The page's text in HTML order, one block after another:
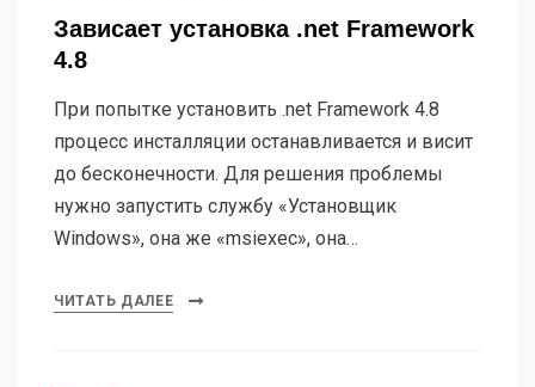
Зависает установка .net Framework
4.8
При попытке установить .net Framework 4.8
процесс инсталляции останавливается и висит
до бесконечности. Для решения проблемы
нужно запустить службу «Установщик
Windows», она же «msiexec», она…
ЧИТАТЬ ДАЛЕЕ